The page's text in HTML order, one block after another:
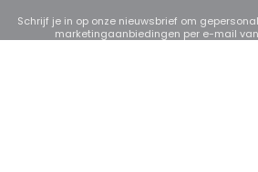
Schrijf je in op onze nieuwsbrief om
marketingaanbiedingen per e-mail